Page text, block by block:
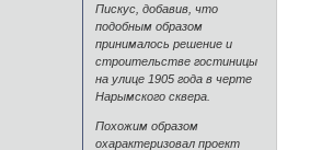
Пискус, добавив, что
подобным образом
принималось решение и
строительстве гостиницы
на улице 1905 года в черте
Нарымского сквера.
Похожим образом
охарактеризовал проект